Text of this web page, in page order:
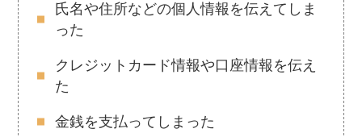
氏名や住所などの個人情報を伝えてしま
った
クレジットカード情報や口座情報を伝え
た
金銭を支払ってしまった